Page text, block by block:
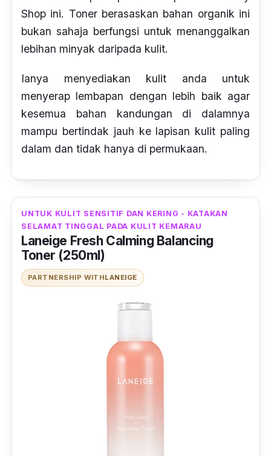
Shop ini. Toner berasaskan bahan organik ini
bukan sahaja berfungsi untuk menanggalkan
lebihan minyak daripada kulit.
Ianya menyediakan kulit anda untuk
menyerap lembapan dengan lebih baik agar
kesemua bahan kandungan di dalamnya
mampu bertindak jauh ke lapisan kulit paling
dalam dan tidak hanya di permukaan.
UNTUK KULIT SENSITIF DAN KERING - KATAKAN
SELAMAT TINGGAL PADA KULIT KEMARAU
Laneige Fresh Calming Balancing
Toner (250ml)
PARTNERSHIP WITHLANEIGE